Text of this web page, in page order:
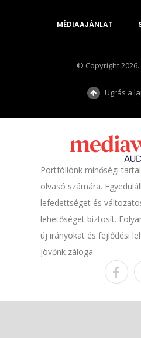
MÉDIAAJÁNLAT
© Copyright 2026.
Ugrás a
Portfóliónk minőségi
olvasó számára.
lefedettséget és
lehetőséget biztosít.
új irányokat és fejlődési
jövőnk záloga.